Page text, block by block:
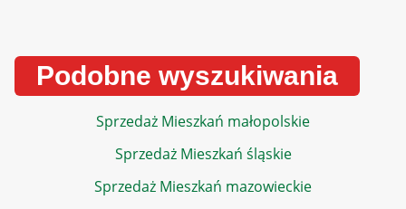
Podobne wyszukiwania
Sprzedaż Mieszkań małopolskie
Sprzedaż Mieszkań śląskie
Sprzedaż Mieszkań mazowieckie